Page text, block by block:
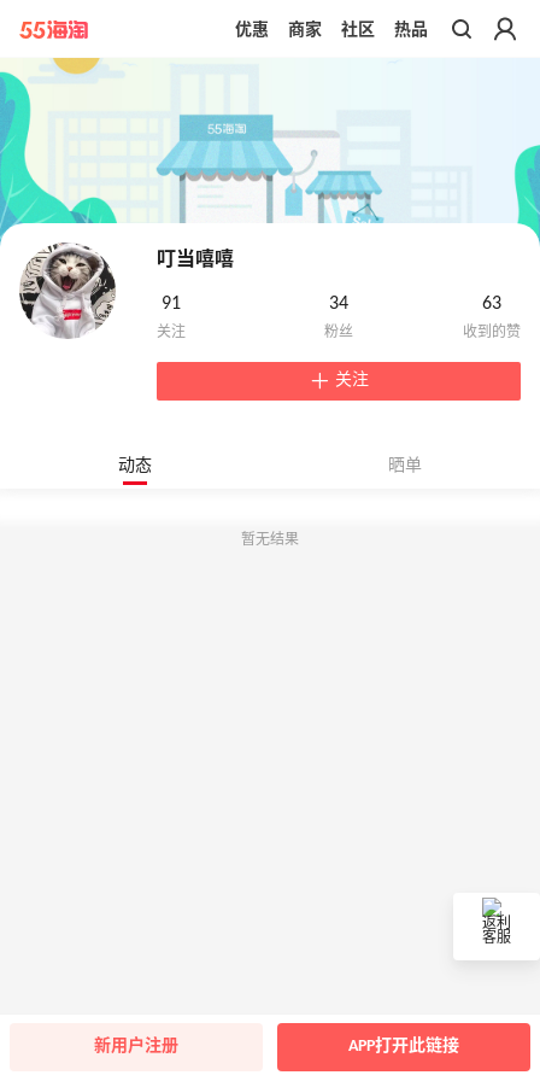
带你去官网买正品
优惠 商家 社区 热品
叮当嘻嘻
91 34 63
关注
动态 晒单
暂无结果
返利
客服
新用户注册 APP打开此链接